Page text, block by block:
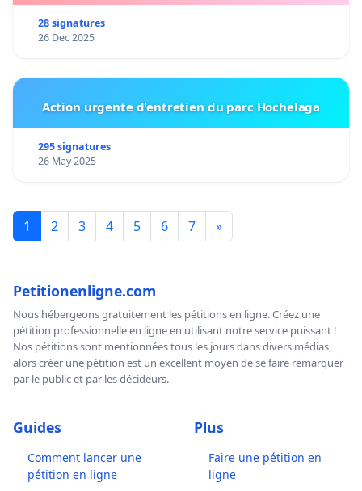
28 signatures
26 Dec 2025
Action urgente d'entretien du parc Hochelaga
295 signatures
26 May 2025
1 2 3 4 5 6 7 »
Petitionenligne.com
Nous hébergeons gratuitement les pétitions en ligne. Créez une
pétition professionnelle en ligne en utilisant notre service puissant !
Nos pétitions sont mentionnées tous les jours dans divers médias,
alors créer une pétition est un excellent moyen de se faire remarquer
par le public et par les décideurs.
Guides
Comment lancer une
pétition en ligne
Plus
Faire une pétition en
ligne